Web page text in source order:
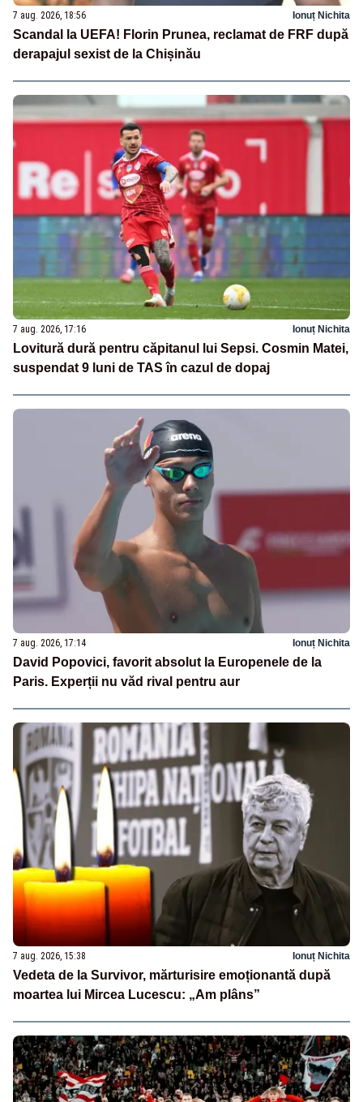
7 aug. 2026, 18:56 Ionuț Nichita
Scandal la UEFA! Florin Prunea, reclamat de FRF după
derapajul sexist de la Chișinău
7 aug. 2026, 17:16 Ionuț Nichita
Lovitură dură pentru căpitanul lui Sepsi. Cosmin Matei,
suspendat 9 luni de TAS în cazul de dopaj
7 aug. 2026, 17:14 Ionuț Nichita
David Popovici, favorit absolut la Europenele de la
Paris. Experții nu văd rival pentru aur
7 aug. 2026, 15:38 Ionuț Nichita
Vedeta de la Survivor, mărturisire emoționantă după
moartea lui Mircea Lucescu: „Am plâns”